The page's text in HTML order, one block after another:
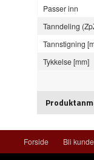
Passer inn
Tanndeling
Tannstigning
Tykkelse [mm]
Forside Bli kunde